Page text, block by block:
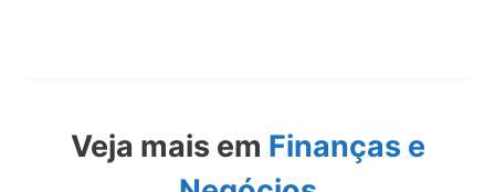
Veja mais em Finanças e